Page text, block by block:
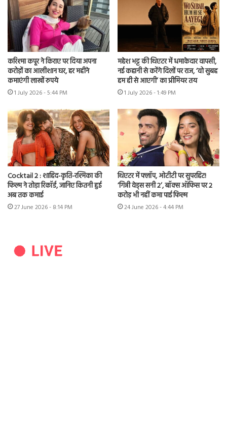
करिश्मा कपूर ने किराए पर दिया अपना
करोड़ों का आलीशान घर, हर महीने
कमाएंगी लाखों रुपये
1 July 2026 - 5:44 PM
महेश भट्ट की थिएटर में धमाकेदार वापसी,
नई कहानी से करेंगे दिलों पर राज, ‘वो सुबह
हम ही से आएगी’ का प्रीमियर तय
1 July 2026 - 1:49 PM
Cocktail 2 : शाहिद-कृति-रश्मिका की
फिल्म ने तोड़ा रिकॉर्ड, जानिए कितनी हुई
अब तक कमाई
27 June 2026 - 8:14 PM
थिएटर में फ्लॉप, ओटीटी पर सुपरहिट!
‘गिन्नी वेड्स सनी 2’, बॉक्स ऑफिस पर 2
करोड़ भी नहीं कमा पाई फिल्म
24 June 2026 - 4:44 PM